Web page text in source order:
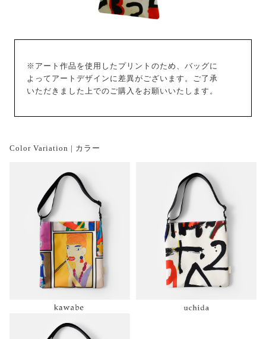
※アート作品を使用したプリントのため、バッグに
よってアートデザインに差異がございます。ご了承
いただきました上でのご購入をお願いいたします。
Color Variation | カラー